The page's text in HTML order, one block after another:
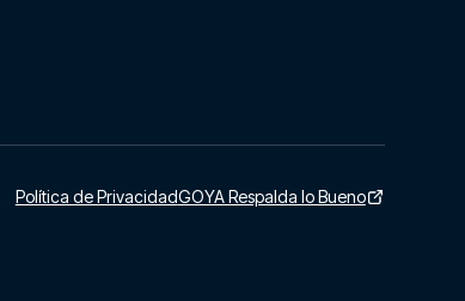
Política de PrivacidadGOYA Respalda lo Bueno